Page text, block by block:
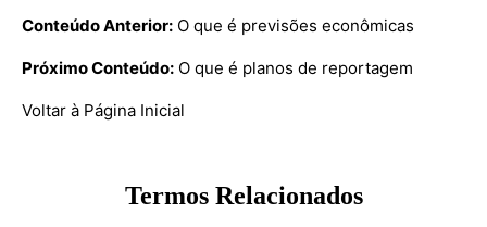
Conteúdo Anterior: O que é previsões econômicas
Próximo Conteúdo: O que é planos de reportagem
Voltar à Página Inicial
Termos Relacionados